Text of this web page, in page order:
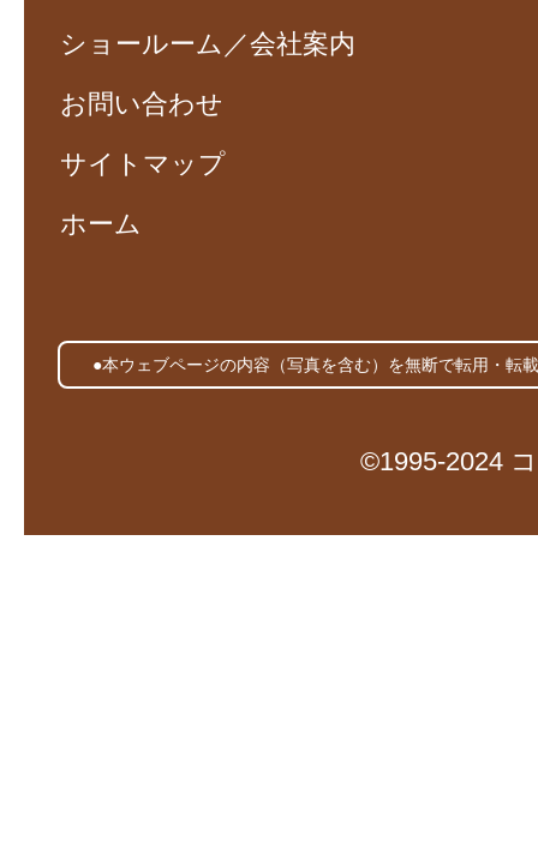
ショールーム／会社案内
お問い合わせ
サイトマップ
ホーム
●本ウェブページの内容（写真を含む）を無断で転用・転
©1995-2024